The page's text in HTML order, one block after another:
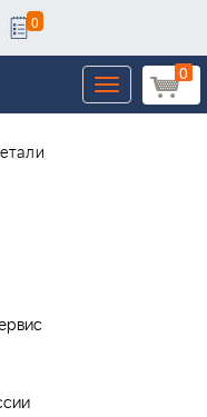
0
0
Toggle
navigation